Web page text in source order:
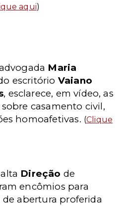
aqui)
Maria
escritório Vaiano
, esclarece, em vídeo, as
casamento civil,
homoafetivas. (Clique
Direção de
encômios para
de abertura proferida